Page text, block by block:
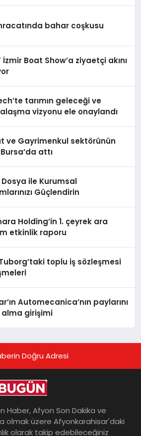
bahar coşkusu
İzmir Boat Show’a ziyaetçi akını
tarımın geleceği ve
vizyonu ele onaylandı
ve Gayrimenkul sektörünün
attı
ile Kurumsal
Güçlendirin
Holding’in 1. çeyrek ara
etkinlik raporu
toplu iş sözleşmesi
Automecanica’nın paylarını
alma girişimi
Doğru Adresi
Haber, Afyon Son Dakika ve
olmak üzere Afyonkarahisar'daki
olarak takip edebileceğiniz